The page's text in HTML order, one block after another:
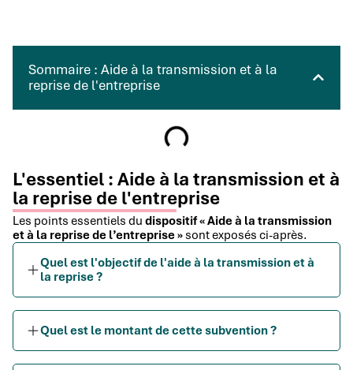
Sommaire : Aide à la transmission et à la
reprise de l'entreprise
L'essentiel : Aide à la transmission et à
la reprise de l'entreprise
Les points essentiels du dispositif « Aide à la transmission
et à la reprise de l’entreprise » sont exposés ci-après.
Quel est l'objectif de l'aide à la transmission et à
la reprise ?
Quel est le montant de cette subvention ?